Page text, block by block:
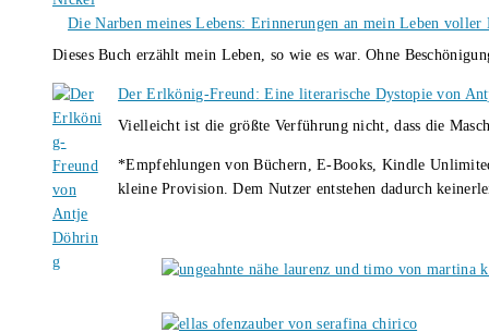
Die Narben meines Lebens: Erinnerungen an mein Leben
Dieses Buch erzählt mein Leben, so wie es war. Ohne
Der Erlkönig-Freund: Eine literarische Dystopie von
Vielleicht ist die größte Verführung nicht, dass die
*Empfehlungen von Büchern, E-Books, Kindle
kleine Provision. Dem Nutzer entstehen dadurch